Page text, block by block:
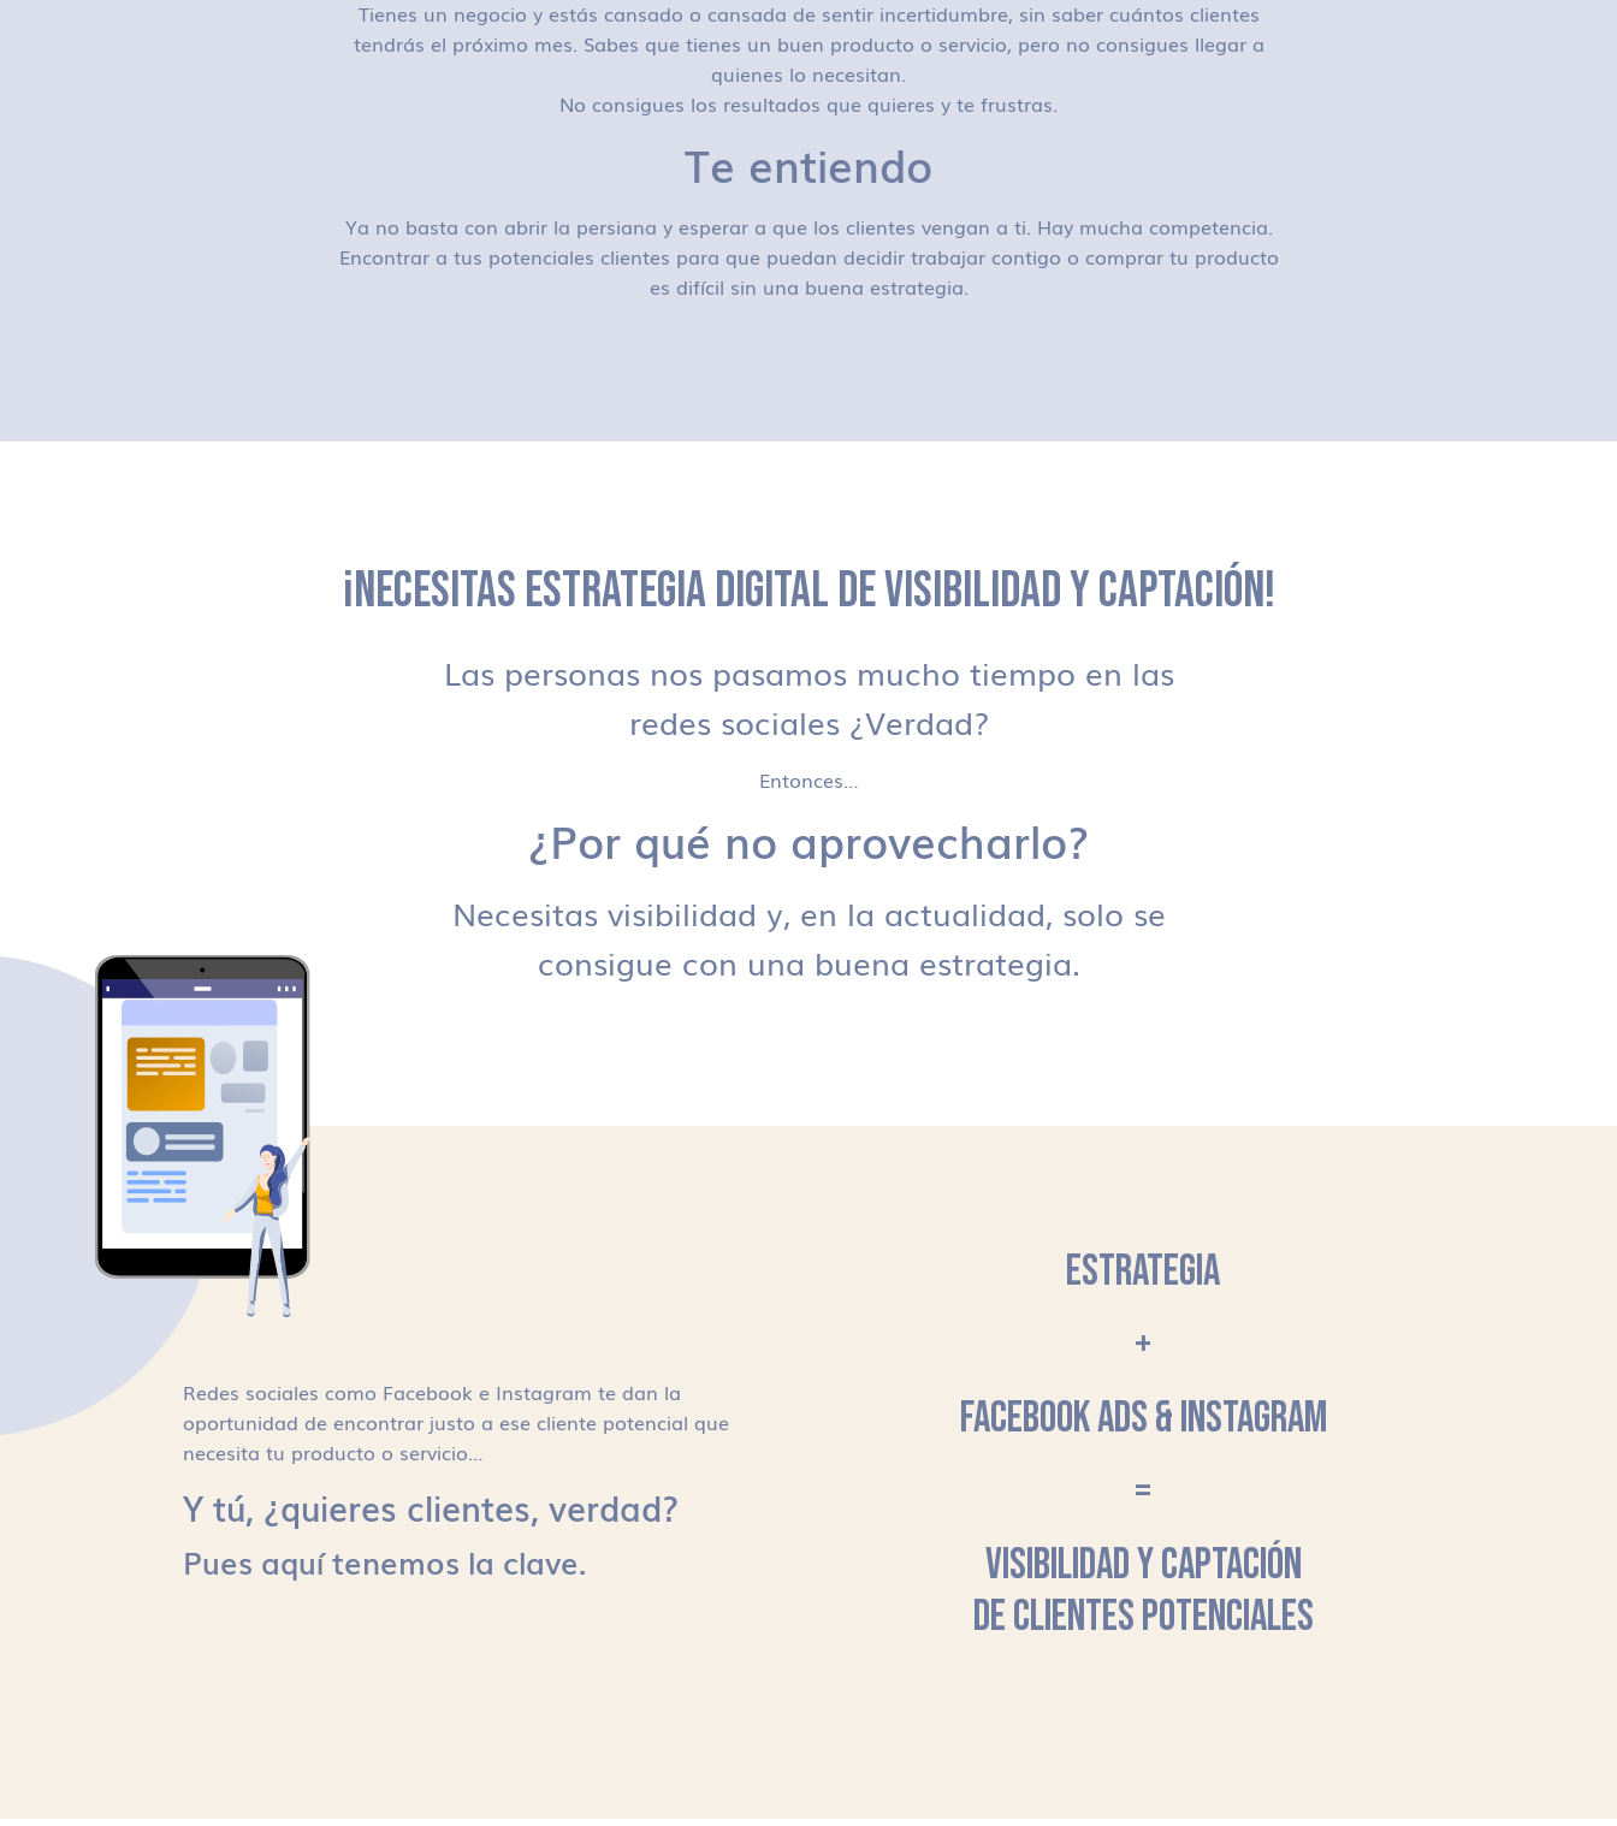
Tienes un negocio y estás cansado o cansada de sentir incertidumbre, sin saber cuántos clientes
tendrás el próximo mes. Sabes que tienes un buen producto o servicio, pero no consigues llegar a
quienes lo necesitan.
No consigues los resultados que quieres y te frustras.
Te entiendo
Ya no basta con abrir la persiana y esperar a que los clientes vengan a ti. Hay mucha competencia.
Encontrar a tus potenciales clientes para que puedan decidir trabajar contigo o comprar tu producto
es difícil sin una buena estrategia.
¡NECESITAS ESTRATEGIA DIGITAL DE VISIBILIDAD Y CAPTACIÓN!
Las personas nos pasamos mucho tiempo en las
redes sociales ¿Verdad?
Entonces…
¿Por qué no aprovecharlo?
Necesitas visibilidad y, en la actualidad, solo se
consigue con una buena estrategia.
Redes sociales como Facebook e Instagram te dan la
oportunidad de encontrar justo a ese cliente potencial que
necesita tu producto o servicio…
Y tú, ¿quieres clientes, verdad?
Pues aquí tenemos la clave.
ESTRATEGIA
+
FACEBOOK ADS & INSTAGRAM
=
VISIBILIDAD Y CAPTACIÓN
DE CLIENTES POTENCIALES